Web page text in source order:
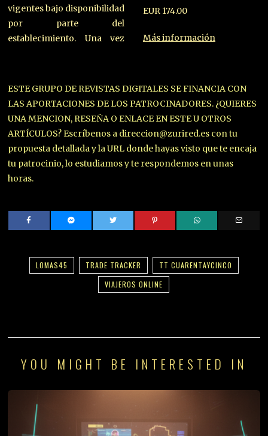
vigentes bajo disponibilidad
por parte del
establecimiento. Una vez
EUR 174.00
Más información
ESTE GRUPO DE REVISTAS DIGITALES SE FINANCIA CON
LAS APORTACIONES DE LOS PATROCINADORES. ¿QUIERES
UNA MENCION, RESEÑA O ENLACE EN ESTE U OTROS
ARTÍCULOS? Escríbenos a direccion@zurired.es con tu
propuesta detallada y la URL donde hayas visto que te encaja
tu patrocinio, lo estudiamos y te respondemos en unas
horas.
LOMAS45 TRADE TRACKER
TT CUARENTAYCINCO
VIAJEROS ONLINE
YOU MIGHT BE INTERESTED IN